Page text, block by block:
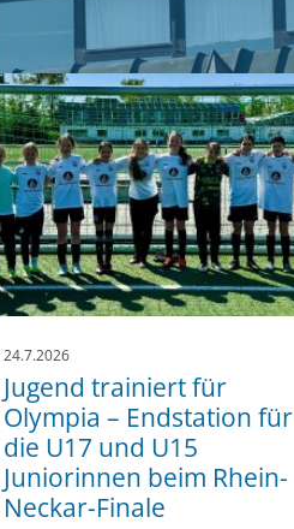
24.7.2026
Jugend trainiert für
Olympia – Endstation für
die U17 und U15
Juniorinnen beim Rhein-
Neckar-Finale